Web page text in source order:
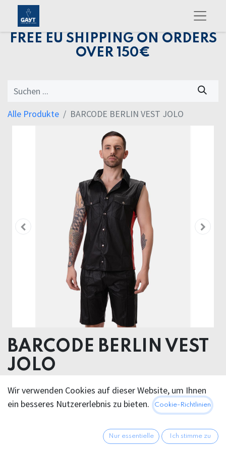
FREE EU SHIPPING ON ORDERS
OVER 150€
Alle Produkte BARCODE BERLIN VEST JOLO
BARCODE BERLIN VEST
JOLO
Face: 100% Polyurethane Ground: 100% Viscose
88,95€ Alle Preise inkl. MwSt.zzgl.
Wir verwenden Cookies auf dieser Website, um Ihnen
ein besseres Nutzererlebnis zu bieten.
Cookie-Richtlinien
Nur essentielle Ich stimme zu